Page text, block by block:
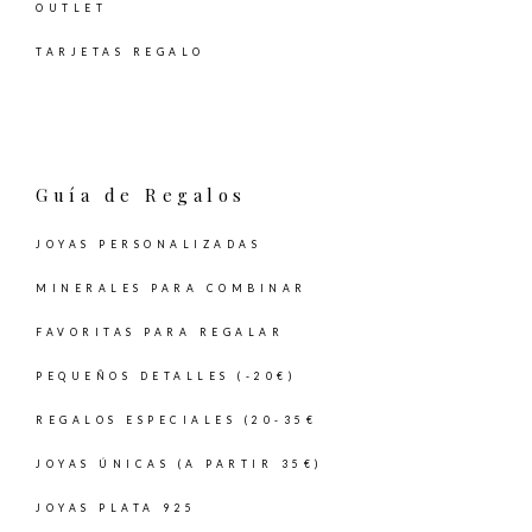
OUTLET
TARJETAS REGALO
Guía de Regalos
JOYAS PERSONALIZADAS
MINERALES PARA COMBINAR
FAVORITAS PARA REGALAR
PEQUEÑOS DETALLES (-20€)
REGALOS ESPECIALES (20-35€
JOYAS ÚNICAS (A PARTIR 35€)
JOYAS PLATA 925